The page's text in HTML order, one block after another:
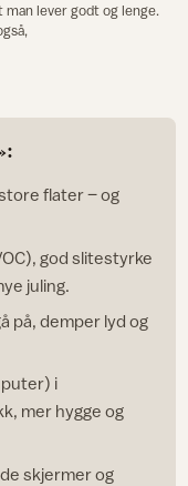
man lever godt og lenge.
flater – og
god slitestyrke
juling.
på, demper lyd og
i
mer hygge og
skjermer og